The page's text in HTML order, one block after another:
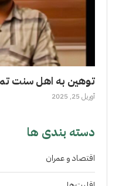
توهین به اهل سنت
آوریل 25, 2025
دسته بندی ها
اقتصاد و عمران